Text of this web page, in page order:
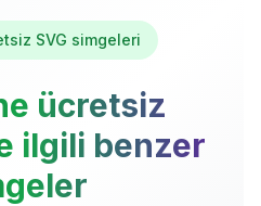
SVG simgeleri
ücretsiz
ilgili benzer